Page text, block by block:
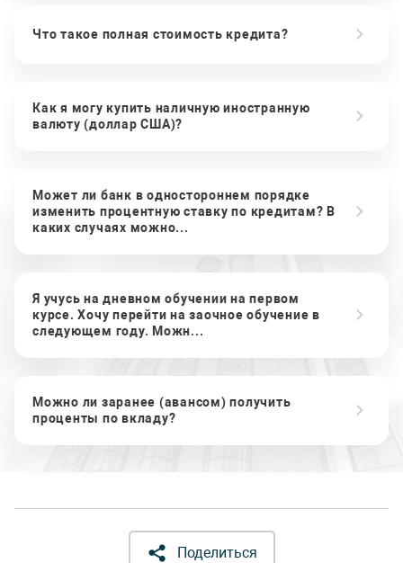
Что такое полная стоимость кредита?
Как я могу купить наличную иностранную
валюту (доллар США)?
Может ли банк в одностороннем порядке
изменить процентную ставку по кредитам? В
каких случаях можно...
Я учусь на дневном обучении на первом
курсе. Хочу перейти на заочное обучение в
следующем году. Можн...
Можно ли заранее (авансом) получить
проценты по вкладу?
Поделиться